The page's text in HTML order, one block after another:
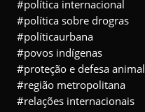
política internacional
política sobre drogras
políticaurbana
povos indígenas
proteção e defesa animal
região metropolitana
relações internacionais